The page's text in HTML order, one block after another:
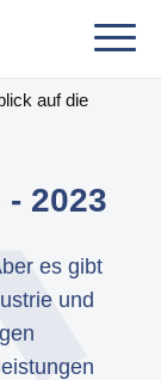
auf die
2023
es gibt
und